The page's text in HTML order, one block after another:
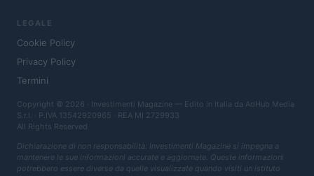
LEGALE
Cookie Policy
Privacy Policy
Termini
Copyright © 2026 · Investimenti Magazine — Edito in Italia da AdHub Media
S.r.l. · P.IVA 13542920965 · REA MI 2729933
All Rights Reserved
Dichiarazione di non responsabilità: Investimenti Magazine si impegna a
mantenere le sue informazioni accurate e aggiornate. Queste informazioni
potrebbero essere diverse da quelle visualizzate quando visiti un istituto